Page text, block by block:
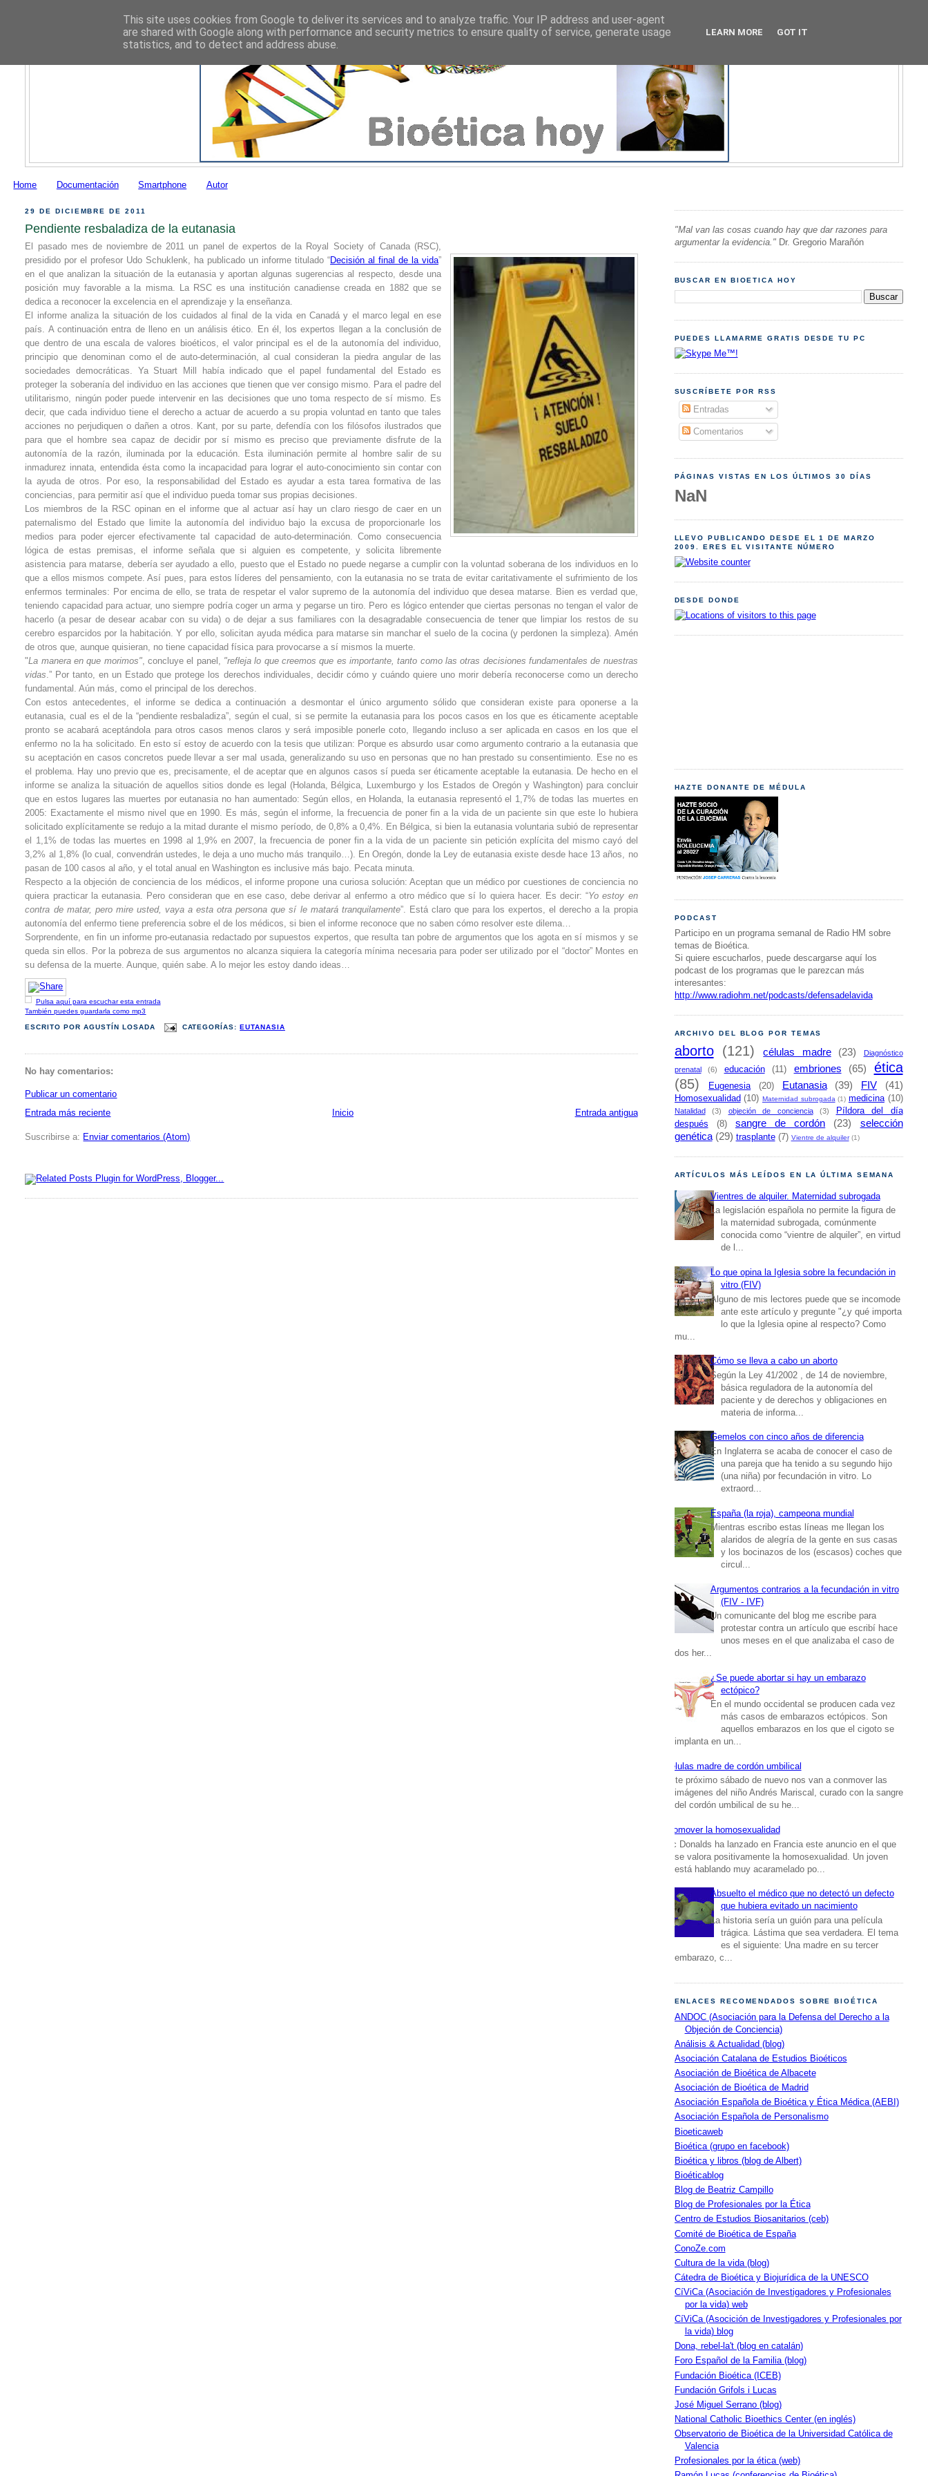
Home Documentación Smartphone Autor
29 DE DICIEMBRE DE 2011
Pendiente resbaladiza de la eutanasia
El pasado mes de noviembre de 2011 un panel de expertos de la Royal Society of Canada (RSC),
presidido por el profesor Udo Schuklenk, ha publicado un informe titulado “Decisión al final de la vida”
en el que analizan la situación de la eutanasia y aportan algunas sugerencias al respecto, desde una
posición muy favorable a la misma. La RSC es una institución canadiense creada en 1882 que se
dedica a reconocer la excelencia en el aprendizaje y la enseñanza.
El informe analiza la situación de los cuidados al final de la vida en Canadá y el marco legal en ese
país. A continuación entra de lleno en un análisis ético. En él, los expertos llegan a la conclusión de
que dentro de una escala de valores bioéticos, el valor principal es el de la autonomía del individuo,
principio que denominan como el de auto-determinación, al cual consideran la piedra angular de las
sociedades democráticas. Ya Stuart Mill había indicado que el papel fundamental del Estado es
proteger la soberanía del individuo en las acciones que tienen que ver consigo mismo. Para el padre del
utilitarismo, ningún poder puede intervenir en las decisiones que uno toma respecto de sí mismo. Es
decir, que cada individuo tiene el derecho a actuar de acuerdo a su propia voluntad en tanto que tales
acciones no perjudiquen o dañen a otros. Kant, por su parte, defendía con los filósofos ilustrados que
para que el hombre sea capaz de decidir por sí mismo es preciso que previamente disfrute de la
autonomía de la razón, iluminada por la educación. Esta iluminación permite al hombre salir de su
inmadurez innata, entendida ésta como la incapacidad para lograr el auto-conocimiento sin contar con
la ayuda de otros. Por eso, la responsabilidad del Estado es ayudar a esta tarea formativa de las
conciencias, para permitir así que el individuo pueda tomar sus propias decisiones.
Los miembros de la RSC opinan en el informe que al actuar así hay un claro riesgo de caer en un
paternalismo del Estado que limite la autonomía del individuo bajo la excusa de proporcionarle los
medios para poder ejercer efectivamente tal capacidad de auto-determinación. Como consecuencia
lógica de estas premisas, el informe señala que si alguien es competente, y solicita libremente
asistencia para matarse, debería ser ayudado a ello, puesto que el Estado no puede negarse a cumplir con la voluntad soberana de los individuos en lo
que a ellos mismos compete. Así pues, para estos líderes del pensamiento, con la eutanasia no se trata de evitar caritativamente el sufrimiento de los
enfermos terminales: Por encima de ello, se trata de respetar el valor supremo de la autonomía del individuo que desea matarse. Bien es verdad que,
teniendo capacidad para actuar, uno siempre podría coger un arma y pegarse un tiro. Pero es lógico entender que ciertas personas no tengan el valor de
hacerlo (a pesar de desear acabar con su vida) o de dejar a sus familiares con la desagradable consecuencia de tener que limpiar los restos de su
cerebro esparcidos por la habitación. Y por ello, solicitan ayuda médica para matarse sin manchar el suelo de la cocina (y perdonen la simpleza). Amén
de otros que, aunque quisieran, no tiene capacidad física para provocarse a sí mismos la muerte.
"La manera en que morimos", concluye el panel, "refleja lo que creemos que es importante, tanto como las otras decisiones fundamentales de nuestras
vidas .” Por tanto, en un Estado que protege los derechos individuales, decidir cómo y cuándo quiere uno morir debería reconocerse como un derecho
fundamental. Aún más, como el principal de los derechos.
Con estos antecedentes, el informe se dedica a continuación a desmontar el único argumento sólido que consideran existe para oponerse a la
eutanasia, cual es el de la “pendiente resbaladiza”, según el cual, si se permite la eutanasia para los pocos casos en los que es éticamente aceptable
pronto se acabará aceptándola para otros casos menos claros y será imposible ponerle coto, llegando incluso a ser aplicada en casos en los que el
enfermo no la ha solicitado. En esto sí estoy de acuerdo con la tesis que utilizan: Porque es absurdo usar como argumento contrario a la eutanasia que
su aceptación en casos concretos puede llevar a ser mal usada, generalizando su uso en personas que no han prestado su consentimiento. Ese no es
el problema. Hay uno previo que es, precisamente, el de aceptar que en algunos casos sí pueda ser éticamente aceptable la eutanasia. De hecho en el
informe se analiza la situación de aquellos sitios donde es legal (Holanda, Bélgica, Luxemburgo y los Estados de Oregón y Washington) para concluir
que en estos lugares las muertes por eutanasia no han aumentado: Según ellos, en Holanda, la eutanasia representó el 1,7% de todas las muertes en
2005: Exactamente el mismo nivel que en 1990. Es más, según el informe, la frecuencia de poner fin a la vida de un paciente sin que este lo hubiera
solicitado explícitamente se redujo a la mitad durante el mismo período, de 0,8% a 0,4%. En Bélgica, si bien la eutanasia voluntaria subió de representar
el 1,1% de todas las muertes en 1998 al 1,9% en 2007, la frecuencia de poner fin a la vida de un paciente sin petición explícita del mismo cayó del
3,2% al 1,8% (lo cual, convendrán ustedes, le deja a uno mucho más tranquilo…). En Oregón, donde la Ley de eutanasia existe desde hace 13 años, no
pasan de 100 casos al año, y el total anual en Washington es inclusive más bajo. Pecata minuta.
Respecto a la objeción de conciencia de los médicos, el informe propone una curiosa solución: Aceptan que un médico por cuestiones de conciencia no
quiera practicar la eutanasia. Pero consideran que en ese caso, debe derivar al enfermo a otro médico que sí lo quiera hacer. Es decir: “Yo estoy en
contra de matar, pero mire usted, vaya a esta otra persona que sí le matará tranquilamente”. Está claro que para los expertos, el derecho a la propia
autonomía del enfermo tiene preferencia sobre el de los médicos, si bien el informe reconoce que no saben cómo resolver este dilema…
Sorprendente, en fin un informe pro-eutanasia redactado por supuestos expertos, que resulta tan pobre de argumentos que los agota en sí mismos y se
queda sin ellos. Por la pobreza de sus argumentos no alcanza siquiera la categoría mínima necesaria para poder ser utilizado por el “doctor” Montes en
su defensa de la muerte. Aunque, quién sabe. A lo mejor les estoy dando ideas…
Pulsa aquí para escuchar esta entrada
También puedes guardarla como mp3
ESCRITO PORAGUSTÍN LOSADA CATEGORÍAS: EUTANASIA
No hay comentarios:
Publicar un comentario
Entrada más reciente
Entrada antigua
Inicio
Suscribirse a: Enviar comentarios (Atom)
"Mal van las cosas cuando hay que dar razones para
argumentar la evidencia." Dr. Gregorio Marañón
BUSCAR EN BIOETICA HOY
PUEDES LLAMARME GRATIS DESDE TU PC
SUSCRÍBETE POR RSS
Entradas
Comentarios
PÁGINAS VISTAS EN LOS ÚLTIMOS 30 DÍAS
NaN
LLEVO PUBLICANDO DESDE EL 1 DE MARZO
2009. ERES EL VISITANTE NÚMERO
DESDE DONDE
HAZTE DONANTE DE MÉDULA
PODCAST
Participo en un programa semanal de Radio HM sobre
temas de Bioética.
Si quiere escucharlos, puede descargarse aquí los
podcast de los programas que le parezcan más
interesantes:
http://www.radiohm.net/podcasts/defensadelavida
ARCHIVO DEL BLOG POR TEMAS
aborto (121) células madre (23)
Diagnóstico
prenatal
(6) educación (11) embriones (65)
ética
(85)
Eugenesia (20) Eutanasia (39) FIV (41)
Homosexualidad (10) Maternidad subrogada (1) medicina (10)
Natalidad (3) objeción de conciencia (3)
Píldora del día
después
(8) sangre de cordón (23)
selección
genética (29) trasplante (7) Vientre de alquiler (1)
ARTÍCULOS MÁS LEÍDOS EN LA ÚLTIMA SEMANA
Vientres de alquiler. Maternidad subrogada
La legislación española no permite la figura de
la maternidad subrogada, comúnmente
conocida como “vientre de alquiler”, en virtud
de l...
Lo que opina la Iglesia sobre la fecundación in
vitro (FIV)
Alguno de mis lectores puede que se incomode
ante este artículo y pregunte "¿y qué importa
lo que la Iglesia opine al respecto? Como
mu...
Cómo se lleva a cabo un aborto
Según la Ley 41/2002 , de 14 de noviembre,
básica reguladora de la autonomía del
paciente y de derechos y obligaciones en
materia de informa...
Gemelos con cinco años de diferencia
En Inglaterra se acaba de conocer el caso de
una pareja que ha tenido a su segundo hijo
(una niña) por fecundación in vitro. Lo
extraord...
España (la roja), campeona mundial
Mientras escribo estas líneas me llegan los
alaridos de alegría de la gente en sus casas
y los bocinazos de los (escasos) coches que
circul...
Argumentos contrarios a la fecundación in vitro
(FIV - IVF)
Un comunicante del blog me escribe para
protestar contra un artículo que escribí hace
unos meses en el que analizaba el caso de
dos her...
¿Se puede abortar si hay un embarazo
ectópico?
En el mundo occidental se producen cada vez
más casos de embarazos ectópicos. Son
aquellos embarazos en los que el cigoto se
implanta en un...
Células madre de cordón umbilical
Este próximo sábado de nuevo nos van a conmover las
imágenes del niño Andrés Mariscal, curado con la sangre
del cordón umbilical de su he...
Promover la homosexualidad
Mc Donalds ha lanzado en Francia este anuncio en el que
se valora positivamente la homosexualidad. Un joven
está hablando muy acaramelado po...
Absuelto el médico que no detectó un defecto
que hubiera evitado un nacimiento
La historia sería un guión para una película
trágica. Lástima que sea verdadera. El tema
es el siguiente: Una madre en su tercer
embarazo, c...
ENLACES RECOMENDADOS SOBRE BIOÉTICA
ANDOC (Asociación para la Defensa del Derecho a la
Objeción de Conciencia)
Análisis & Actualidad (blog)
Asociación Catalana de Estudios Bioéticos
Asociación de Bioética de Albacete
Asociación de Bioética de Madrid
Asociación Española de Bioética y Ética Médica (AEBI)
Asociación Española de Personalismo
Bioeticaweb
Bioética (grupo en facebook)
Bioética y libros (blog de Albert)
Bioéticablog
Blog de Beatriz Campillo
Blog de Profesionales por la Ética
Centro de Estudios Biosanitarios (ceb)
Comité de Bioética de España
ConoZe.com
Cultura de la vida (blog)
Cátedra de Bioética y Biojurídica de la UNESCO
CíViCa (Asociación de Investigadores y Profesionales
por la vida) web
CíViCa (Asocición de Investigadores y Profesionales por
la vida) blog
Dona, rebel-la't (blog en catalán)
Foro Español de la Familia (blog)
Fundación Bioética (ICEB)
Fundación Grifols i Lucas
José Miguel Serrano (blog)
National Catholic Bioethics Center (en inglés)
Observatorio de Bioética de la Universidad Católica de
Valencia
Profesionales por la ética (web)
This site uses cookies from Google to deliver its services and to analyze traffic. Your IP address and user-agent
are shared with Google along with performance and security metrics to ensure quality of service, generate usage
statistics, and to detect and address abuse.
LEARN MORE GOT IT